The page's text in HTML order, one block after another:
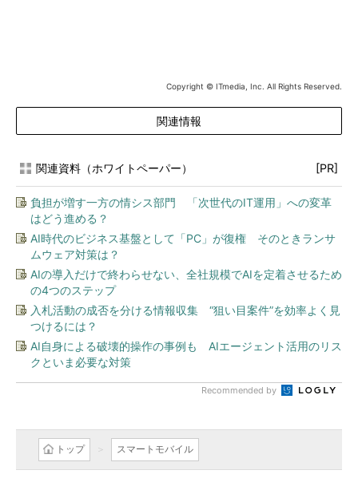
Copyright © ITmedia, Inc. All Rights Reserved.
関連情報
関連資料（ホワイトペーパー） [PR]
負担が増す一方の情シス部門 「次世代のIT運用」への変革
はどう進める？
AI時代のビジネス基盤として「PC」が復権 そのときランサ
ムウェア対策は？
AIの導入だけで終わらせない、全社規模でAIを定着させるため
の4つのステップ
入札活動の成否を分ける情報収集 “狙い目案件”を効率よく見
つけるには？
AI自身による破壊的操作の事例も AIエージェント活用のリス
クといま必要な対策
Recommended by
トップ スマートモバイル